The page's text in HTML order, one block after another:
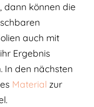
dann können die
auch mit
Ergebnis
In den nächsten
Material zur